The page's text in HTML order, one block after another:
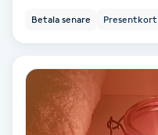
Bottenfärg
Brynformning
Betala senare Presentkort